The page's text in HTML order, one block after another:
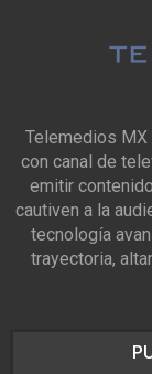
Telemedios MX
con canal de
emitir
cautiven a la
tecnología
trayectoria,